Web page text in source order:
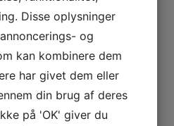
Disse oplysninger
og
kan kombinere dem
har givet dem eller
din brug af deres
på 'OK' giver du